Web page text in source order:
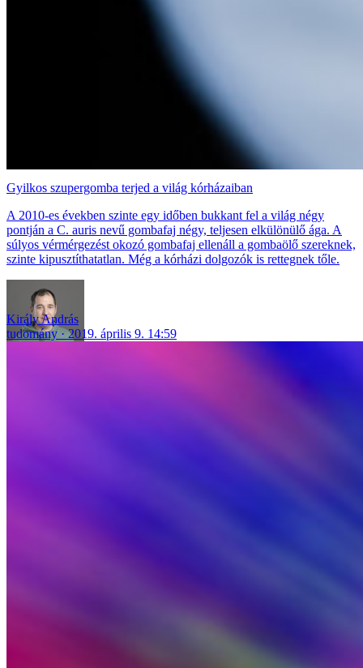
Gyilkos szupergomba terjed a világ kórházaiban
A 2010-es években szinte egy időben bukkant fel a világ négy
pontján a C. auris nevű gombafaj négy, teljesen elkülönülő ága. A
súlyos vérmérgezést okozó gombafaj ellenáll a gombaölő szereknek,
szinte kipusztíthatatlan. Még a kórházi dolgozók is rettegnek tőle.
Király András
tudomány
2019. április 9. 14:59